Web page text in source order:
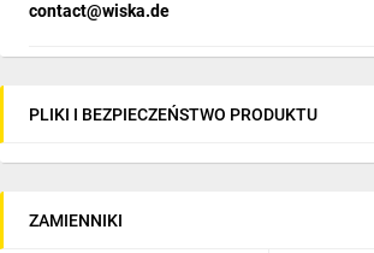
contact@wiska.de
PLIKI I BEZPIECZEŃSTWO PRODUKTU
ZAMIENNIKI